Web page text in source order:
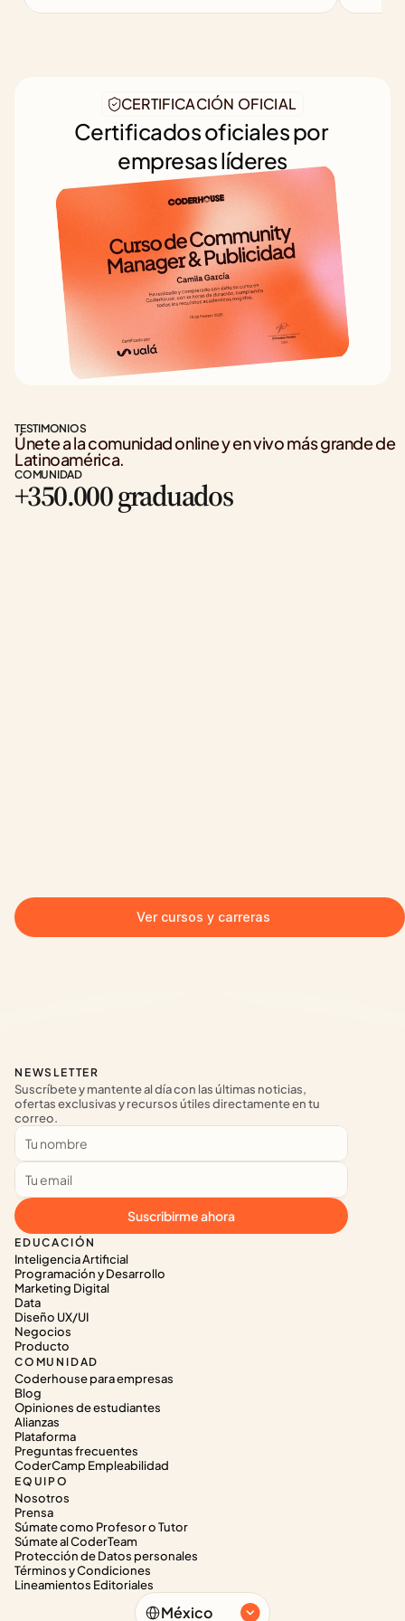
CERTIFICACIÓN OFICIAL
Certificados oficiales por
empresas líderes
TESTIMONIOS
Únete a la comunidad online y en vivo más grande de
Latinoamérica.
COMUNIDAD
+350.000 graduados
Ver cursos y carreras
EDUCACIÓN
Inteligencia Artificial
Programación y Desarrollo
Marketing Digital
Data
Diseño UX/UI
Negocios
Producto
COMUNIDAD
Coderhouse para empresas
Blog
Opiniones de estudiantes
Alianzas
Plataforma
Preguntas frecuentes
CoderCamp Empleabilidad
EQUIPO
Nosotros
Prensa
Súmate como Profesor o Tutor
Súmate al CoderTeam
Protección de Datos personales
Términos y Condiciones
Lineamientos Editoriales
NEWSLETTER
Suscríbete y mantente al día con las últimas noticias,
ofertas exclusivas y recursos útiles directamente en tu
correo.
Suscribirme ahora
Select Language
México